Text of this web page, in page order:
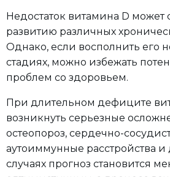
Недостаток витамина D может
развитию различных
Однако, если восполнить его
стадиях, можно избежать
проблем со здоровьем.
При длительном дефиците
возникнуть серьезные
остеопороз, сердечно-
аутоиммунные расстройства и
случаях прогноз становится